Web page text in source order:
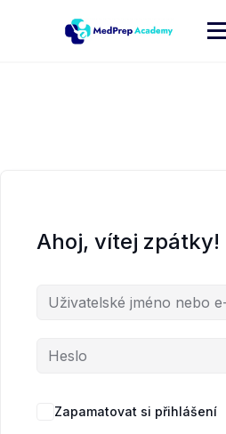
Ahoj, vítej zpátky!
Zapamatovat si přihlášení